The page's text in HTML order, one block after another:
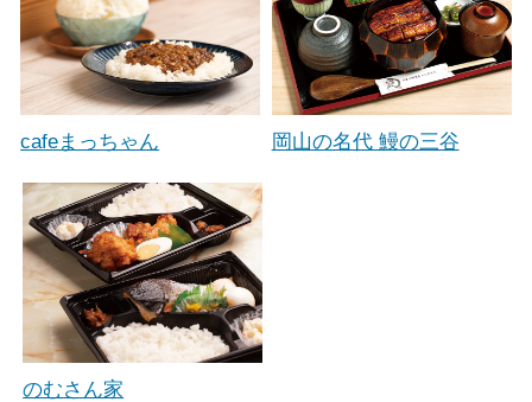
cafeまっちゃん 岡山の名代 鰻の三谷
のむさん家